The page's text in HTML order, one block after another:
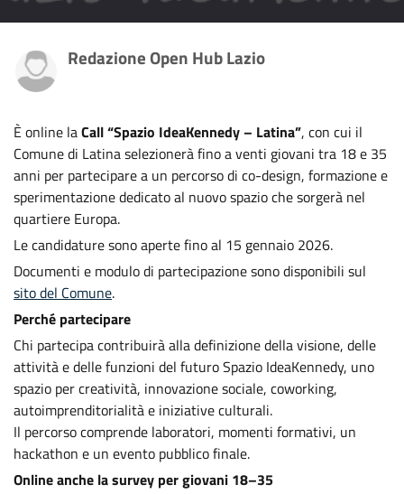
Redazione Open Hub Lazio
È online laCall “Spazio IdeaKennedy – Latina”, con cui il
Comune di Latina selezionerà fino a venti giovani tra 18 e 35
anni per partecipare a un percorso di co-design, formazione e
sperimentazione dedicato al nuovo spazio che sorgerà nel
quartiere Europa.
Le candidature sono aperte fino al 15 gennaio 2026.
Documenti e modulo di partecipazione sono disponibili sul
sito del Comune.
Perché partecipare
Chi partecipa contribuirà alla definizione della visione, delle
attività e delle funzioni del futuro Spazio IdeaKennedy, uno
spazio per creatività, innovazione sociale, coworking,
autoimprenditorialità e iniziative culturali.
Il percorso comprende laboratori, momenti formativi, un
hackathon e un evento pubblico finale.
Online anche la survey per giovani 18–35